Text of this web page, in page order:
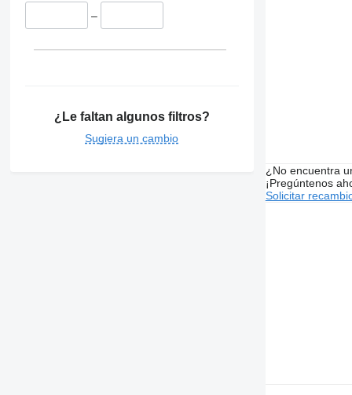
–
¿Le faltan algunos filtros?
Sugiera un cambio
¿No encuentra
¡Pregúntenos
Solicitar